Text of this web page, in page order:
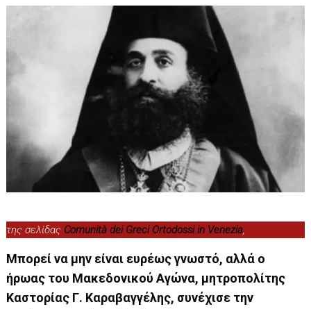
της σελίδας Comunità dei Greci Ortodossi in Venezia,
Μπορεί να μην είναι ευρέως γνωστό, αλλά ο
ήρωας του Μακεδονικού Αγώνα, μητροπολίτης
Καστορίας Γ. Καραβαγγέλης, συνέχισε την